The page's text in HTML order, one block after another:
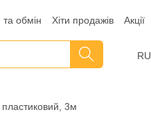
обмін Хіти продажів Акції
RU
3м